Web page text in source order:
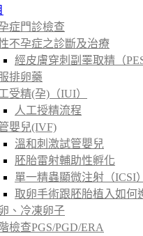
症門診檢查
不孕症之診斷及治療
經皮膚穿刺副睪取精（
排卵藥
受精(孕)（IUI）
人工授精流程
嬰兒(IVF)
溫和刺激試管嬰兒
胚胎雷射輔助性孵化
單一精蟲顯微注射（ICSI）
取卵手術跟胚胎植入如何
、冷凍卵子
檢查PGS/PGD/ERA